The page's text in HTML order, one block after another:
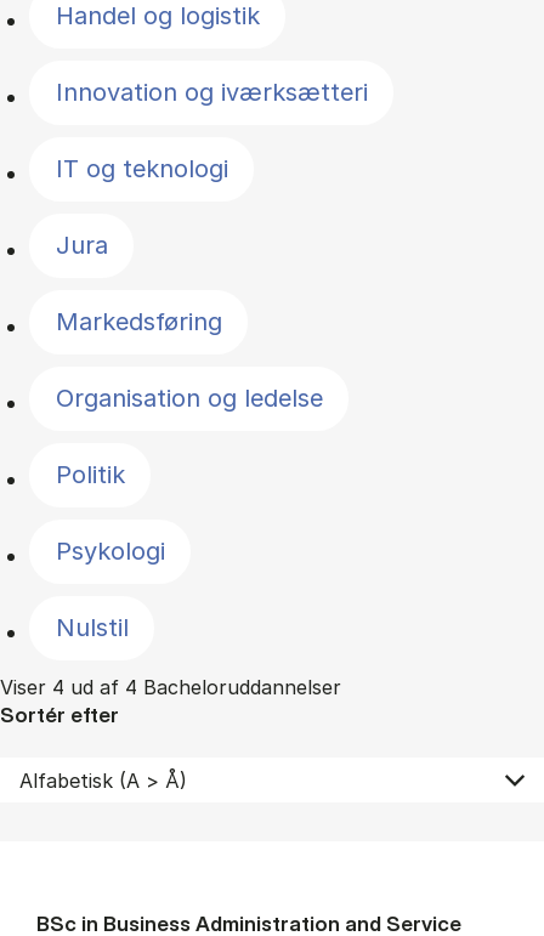
Handel og logistik
Innovation og iværksætteri
IT og teknologi
Jura
Markedsføring
Organisation og ledelse
Politik
Psykologi
Nulstil
Viser 4 ud af 4 Bacheloruddannelser
Sortér efter
BSc in Busi­ness Ad­min­is­tra­tion and Ser­vice